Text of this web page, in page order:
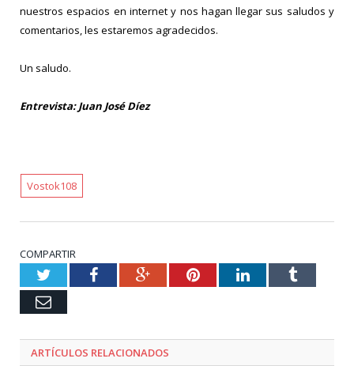
nuestros espacios en internet y nos hagan llegar sus saludos y
comentarios, les estaremos agradecidos.
Un saludo.
Entrevista: Juan José Díez
Vostok108
COMPARTIR
TwitterFacebookGoogle+PinterestLinkedInTumblr
Email
ARTÍCULOS RELACIONADOS